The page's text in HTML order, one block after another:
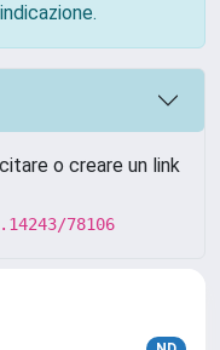
o creare un link
78106